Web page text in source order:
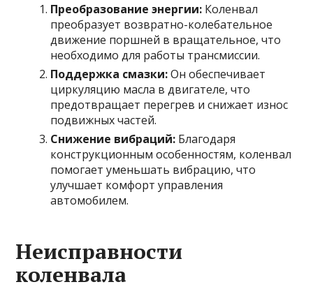
Преобразование энергии: Коленвал
преобразует возвратно-колебательное
движение поршней в вращательное, что
необходимо для работы трансмиссии.
Поддержка смазки:Он обеспечивает
циркуляцию масла в двигателе, что
предотвращает перегрев и снижает износ
подвижных частей.
Снижение вибраций: Благодаря
конструкционным особенностям, коленвал
помогает уменьшать вибрацию, что
улучшает комфорт управления
автомобилем.
Неисправности
коленвала